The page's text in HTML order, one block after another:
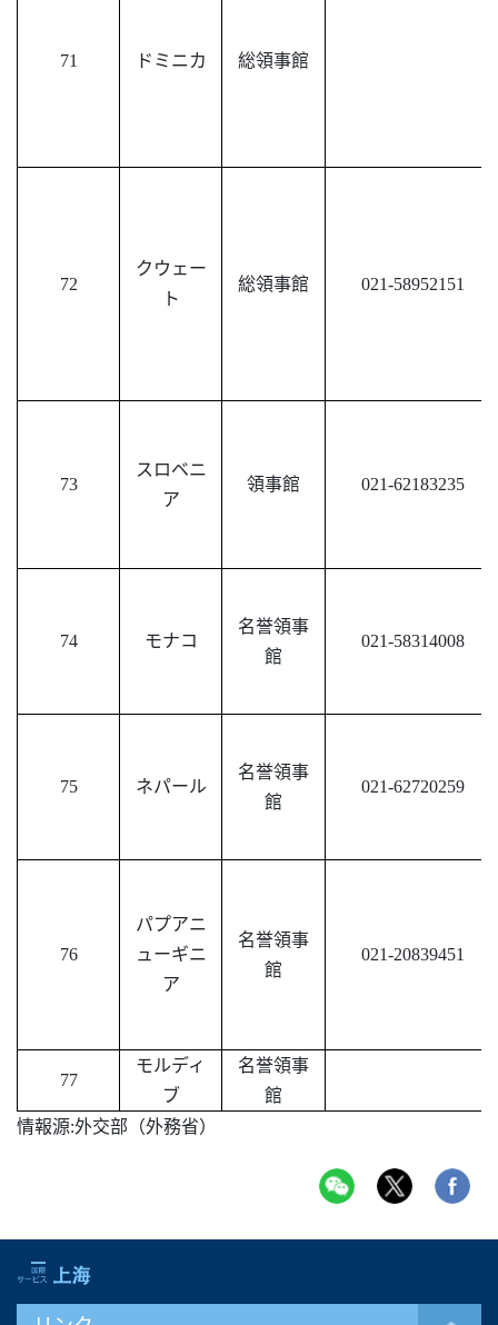
71 ドミニカ 総領事館
72
クウェー
ト
総領事館 021-58952151
73
スロベニ
ア
領事館 021-62183235
74 モナコ
名誉領事
館
021-58314008
75 ネパール
名誉領事
館
021-62720259
76
パプアニ
ューギニ
ア
名誉領事
館
021-20839451
77
モルディ
ブ
名誉領事
館
情報源:外交部（外務省）